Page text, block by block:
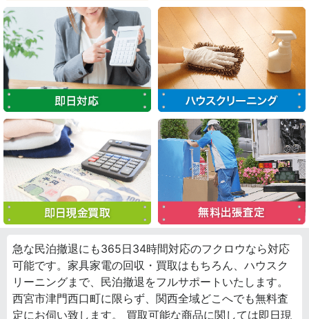
急な民泊撤退にも365日34時間対応のフクロウなら対応
可能です。家具家電の回収・買取はもちろん、ハウスク
リーニングまで、民泊撤退をフルサポートいたします。
西宮市津門西口町に限らず、関西全域どこへでも無料査
定にお伺い致します。 買取可能な商品に関しては即日現